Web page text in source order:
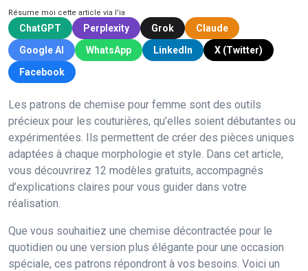
Résume moi cette article via l'ia
ChatGPT Perplexity Grok
Claude
Google AI
WhatsApp LinkedIn
X (Twitter)
Facebook
Les patrons de chemise pour femme sont des outils
précieux pour les couturières, qu’elles soient débutantes ou
expérimentées. Ils permettent de créer des pièces uniques
adaptées à chaque morphologie et style. Dans cet article,
vous découvrirez 12 modèles gratuits, accompagnés
d’explications claires pour vous guider dans votre
réalisation.
Que vous souhaitiez une chemise décontractée pour le
quotidien ou une version plus élégante pour une occasion
spéciale, ces patrons répondront à vos besoins. Voici un